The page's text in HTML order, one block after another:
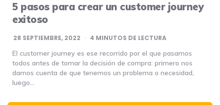
5 pasos para crear un customer journey
exitoso
28 SEPTIEMBRE, 2022 4 MINUTOS DE LECTURA
El customer journey es ese recorrido por el que pasamos
todos antes de tomar la decisión de compra: primero nos
damos cuenta de que tenemos un problema o necesidad,
luego…